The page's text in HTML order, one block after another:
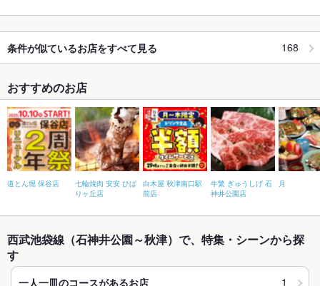
条件が似ているお店をすべて見る 168
おすすめのお店
道とん堀 保谷店
七輪焼肉 安安 ひば
りヶ丘店
白木屋 秋津南口駅
前店
牛繁 ぎゅうしげ 石
神井公園店
月
西武池袋線（石神井公園～秋津）で、特集・シーンから探
す
一人一皿のコースがあるお店 1